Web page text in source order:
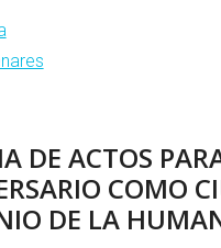
DE ACTOS
COMO
DE LA